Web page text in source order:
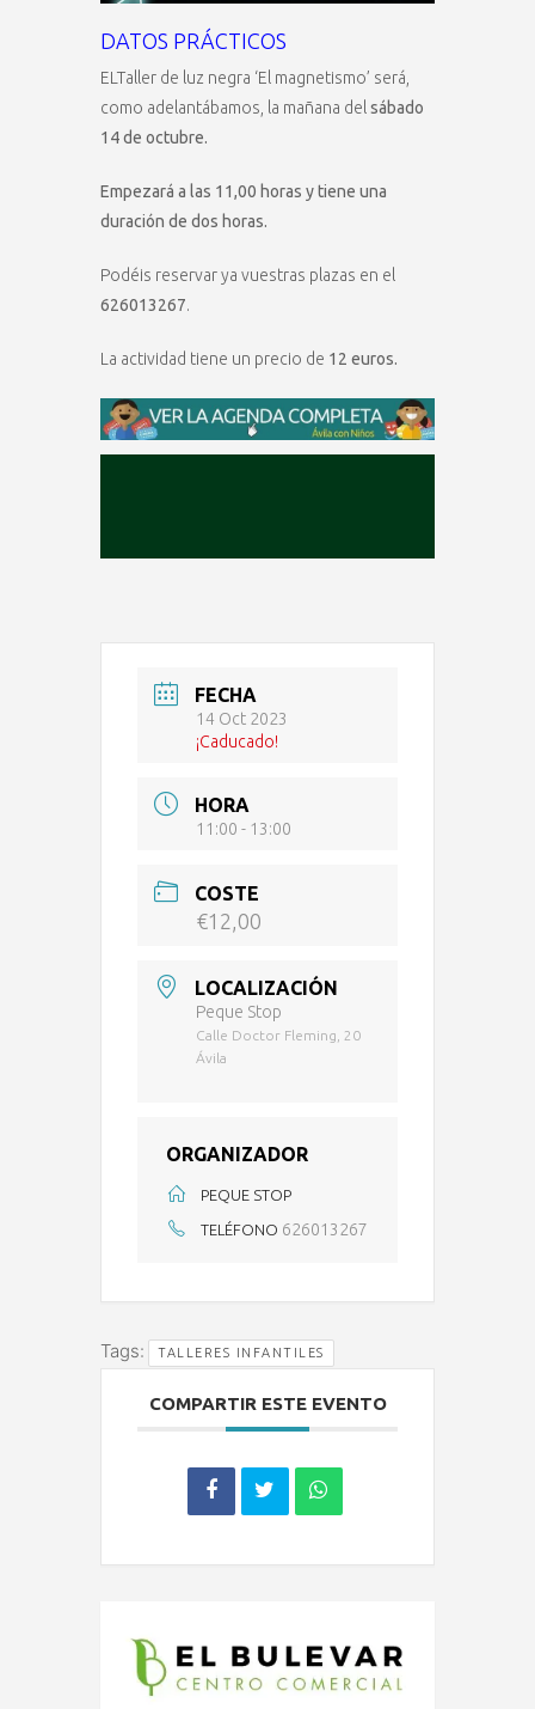
DATOS PRÁCTICOS
ELTaller de luz negra ‘El magnetismo’ será,
como adelantábamos, la mañana del sábado
14 de octubre.
Empezará a las 11,00 horas y tiene una
duración de dos horas.
Podéis reservar ya vuestras plazas en el
626013267.
La actividad tiene un precio de 12 euros.
FECHA
14 Oct 2023
¡Caducado!
HORA
11:00 - 13:00
COSTE
€12,00
LOCALIZACIÓN
Peque Stop
Calle Doctor Fleming, 20
Ávila
ORGANIZADOR
PEQUE STOP
TELÉFONO 626013267
Tags: TALLERES INFANTILES
COMPARTIR ESTE EVENTO